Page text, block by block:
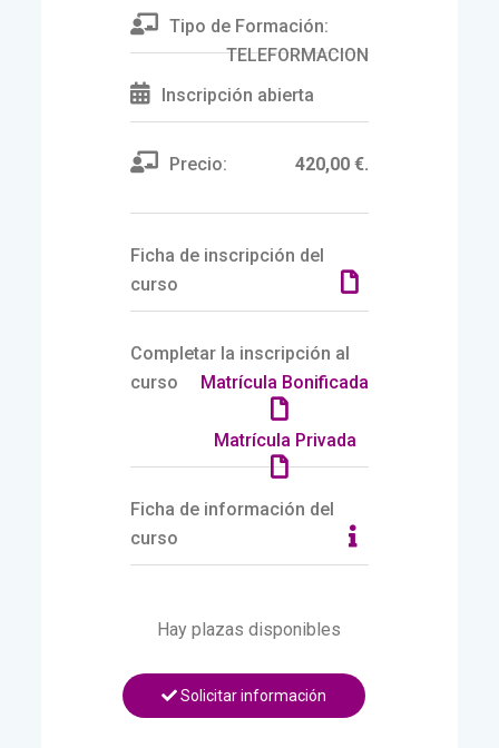
Tipo de Formación:
TELEFORMACION
Inscripción abierta
Precio: 420,00 €.
Ficha de inscripción del
curso
Completar la inscripción al
curso
Matrícula Bonificada
Matrícula Privada
Ficha de información del
curso
Hay plazas disponibles
Solicitar información